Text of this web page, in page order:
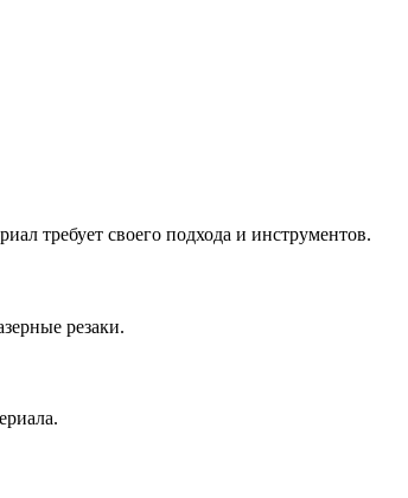
требует своего подхода и инструментов.
резаки.